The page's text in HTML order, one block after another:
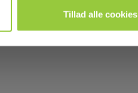
Tillad alle cookies